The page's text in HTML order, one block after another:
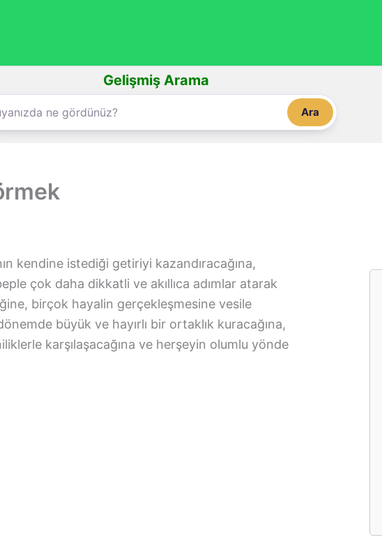
Gelişmiş Arama
Ara
kendine istediği getiriyi kazandıracağına,
çok daha dikkatli ve akıllıca adımlar atarak
birçok hayalin gerçekleşmesine vesile
büyük ve hayırlı bir ortaklık kuracağına,
karşılaşacağına ve herşeyin olumlu yönde